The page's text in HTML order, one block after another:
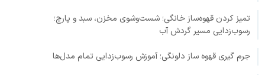
تمیز کردن قهوه‌ساز خانگی؛ شست‌وشوی مخزن، سبد و پارچ؛
رسوب‌زدایی مسیر گردش آب
جرم گیری قهوه ساز دلونگی؛ آموزش رسوب‌زدایی تمام مدل‌ها